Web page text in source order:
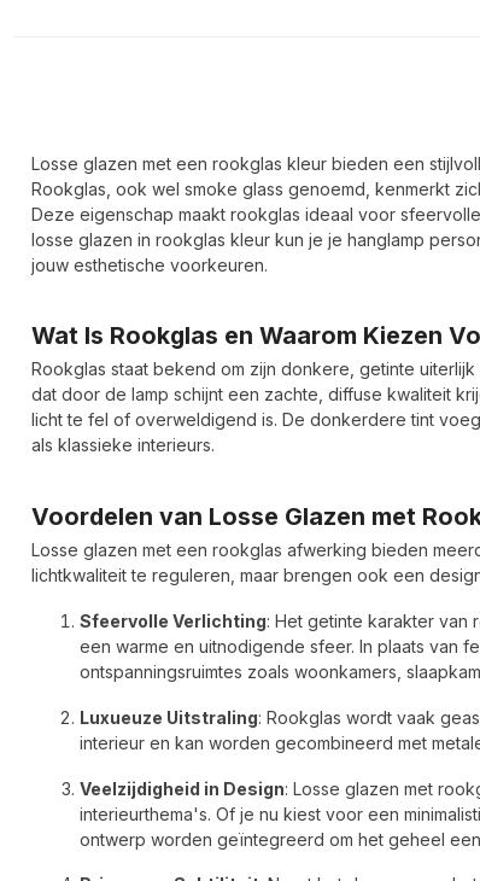
Losse glazen met een rookglas kleur bieden een
Rookglas, ook wel smoke glass genoemd, kenmerkt
Deze eigenschap maakt rookglas ideaal voor
losse glazen in rookglas kleur kun je je hanglamp
jouw esthetische voorkeuren.
Wat Is Rookglas en Waarom Kiezen
Rookglas staat bekend om zijn donkere, getinte
dat door de lamp schijnt een zachte, diffuse kwaliteit
licht te fel of overweldigend is. De donkerdere tint
als klassieke interieurs.
Voordelen van Losse Glazen met
Losse glazen met een rookglas afwerking bieden
lichtkwaliteit te reguleren, maar brengen ook een
Sfeervolle Verlichting: Het getinte karakter
een warme en uitnodigende sfeer. In plaats van
ontspanningsruimtes zoals woonkamers,
Luxueuze Uitstraling: Rookglas wordt vaak
interieur en kan worden gecombineerd met
Veelzijdigheid in Design: Losse glazen met
interieurthema's. Of je nu kiest voor een
ontwerp worden geïntegreerd om het geheel